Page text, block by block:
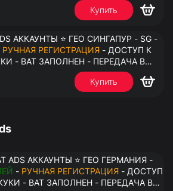
Купить
АККАУНТЫ ⭐ ГЕО СИНГАПУР - SG -
РУЧНАЯ РЕГИСТРАЦИЯ - ДОСТУП К
- ВАТ ЗАПОЛНЕН - ПЕРЕДАЧА В
Купить
АККАУНТЫ ⭐ ГЕО ГЕРМАНИЯ -
- РУЧНАЯ РЕГИСТРАЦИЯ - ДОСТУП
- ВАТ ЗАПОЛНЕН - ПЕРЕДАЧА В